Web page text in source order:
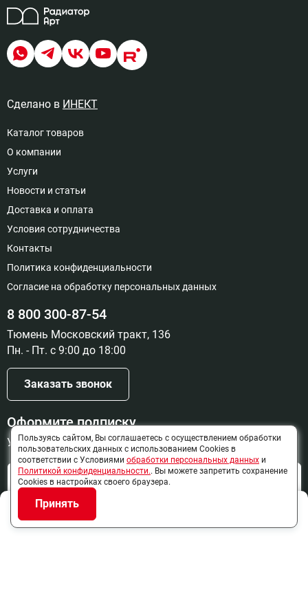
Цвет RAL9005 муар, Подключение
нижнее левое подключение
Доступно под заказ
боковое 1/2 правое подключение
56 315 руб
Доступно под заказ
20
Цвет RAL9006 муар, Подключение
56 315 руб
Доступно под заказ
21
Цвет RAL9006 муар, Подключение
60 821 руб
Доступно под заказ
Цвет RAL9006 муар, Подключение
нижнее центральное подключение
Сделано в ИНЕКТ
Каталог товаров
О компании
Услуги
Новости и статьи
Доставка и оплата
Условия сотрудничества
Контакты
Политика конфиденциальности
Согласие на обработку персональных данных
8 800 300-87-54
Тюмень Московский тракт, 136
Пн. - Пт. с 9:00 до 18:00
Заказать звонок
Оформите подписку
Узнайте о новинках и скидках первыми
Отправить
Нажимая на кнопку "Отправить", я даю своё согласие на
взаимодействие и обработку персональных данных
"Согласие на получение рекламной и информационной
Пользуясь сайтом, Вы соглашаетесь с осуществлением обработки
пользовательских данных с использованием Cookies в
соответствии с Условиями обработки персональных данных и
Политикой конфиденциальности.. Вы можете запретить сохранение
Cookies в настройках своего браузера.
Принять